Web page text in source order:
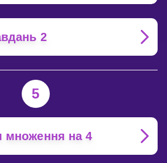
2
5
множення на 4